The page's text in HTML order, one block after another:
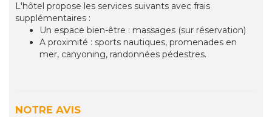
L'hôtel propose les services suivants avec frais
supplémentaires :
Un espace bien-être : massages (sur réservation)
A proximité : sports nautiques, promenades en
mer, canyoning, randonnées pédestres.
NOTRE AVIS